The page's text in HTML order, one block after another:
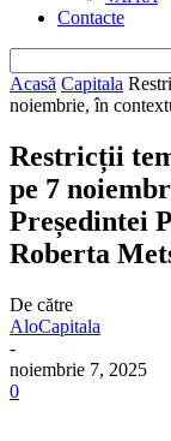
Contacte
Acasă Capitala
noiembrie, în
Restricții
pe 7
Președintei
Roberta
De către
AloCapitala
-
noiembrie 7, 2025
0